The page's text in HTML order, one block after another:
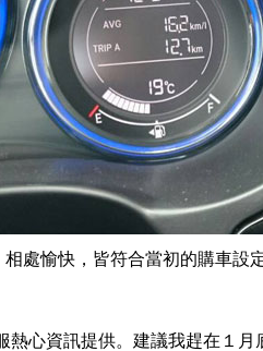
處愉快，皆符合當初的購車設
熱心資訊提供。建議我趕在１